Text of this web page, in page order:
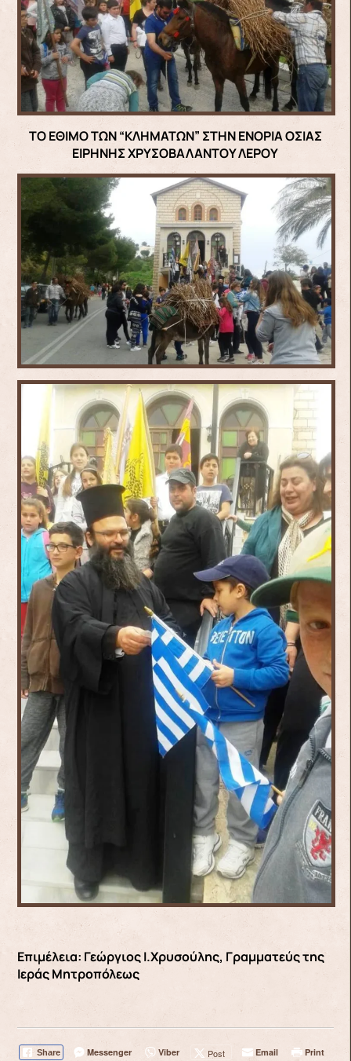
ΤΟ ΕΘΙΜΟ ΤΩΝ “ΚΛΗΜΑΤΩΝ” ΣΤΗΝ ΕΝΟΡΙΑ ΟΣΙΑΣ
ΕΙΡΗΝΗΣ ΧΡΥΣΟΒΑΛΑΝΤΟΥ ΛΕΡΟΥ
Επιμέλεια: Γεώργιος Ι.Χρυσούλης, Γραμματεύς της
Ιεράς Μητροπόλεως
Share Messenger Viber Post Email Print